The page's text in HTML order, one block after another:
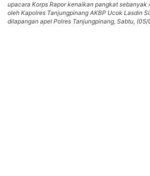
upacara Korps Rapor kenaikan pangkat
oleh Kapolres Tanjungpinang AKBP Ucok Lasdin
dilapangan apel Polres Tanjungpinang, Sabtu, (05/